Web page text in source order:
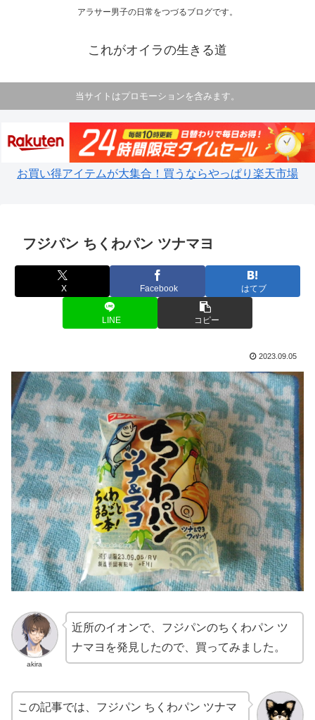
アラサー男子の日常をつづるブログです。
これがオイラの生きる道
当サイトはプロモーションを含みます。
お買い得アイテムが大集合！買うならやっぱり楽天市場
フジパン ちくわパン ツナマヨ
X Facebook はてブ
LINE コピー
2023.09.05
akira
近所のイオンで、フジパンのちくわパン ツ
ナマヨを発見したので、買ってみました。
この記事では、フジパン ちくわパン ツナマ